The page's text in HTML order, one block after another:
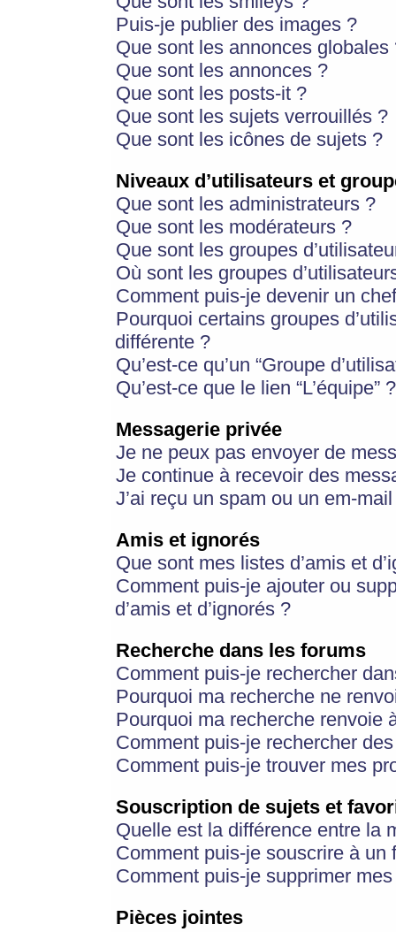
Puis-je publier des images ?
Que sont les annonces globales
Que sont les annonces ?
Que sont les posts-it ?
Que sont les sujets verrouillés ?
Que sont les icônes de sujets ?
Niveaux d’utilisateurs et
Que sont les administrateurs ?
Que sont les modérateurs ?
Que sont les groupes
Où sont les groupes
Comment puis-je devenir un
Pourquoi certains groupes
différente ?
Qu’est-ce qu’un “Groupe
Qu’est-ce que le lien “L’équipe” ?
Messagerie privée
Je ne peux pas envoyer de
Je continue à recevoir des
J’ai reçu un spam ou un em-
Amis et ignorés
Que sont mes listes d’amis et
Comment puis-je ajouter ou
d’amis et d’ignorés ?
Recherche dans les forums
Comment puis-je rechercher
Pourquoi ma recherche ne
Pourquoi ma recherche renvoie
Comment puis-je rechercher
Comment puis-je trouver mes
Souscription de sujets et
Quelle est la différence entre la
Comment puis-je souscrire à
Comment puis-je supprimer
Pièces jointes